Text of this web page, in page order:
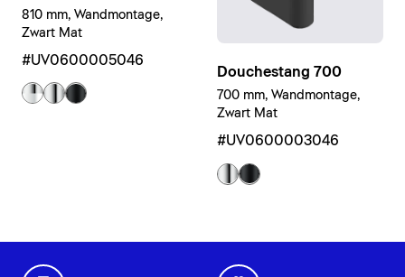
810 mm, Wandmontage,
Zwart Mat
#UV0600005046
Douchestang 700
700 mm, Wandmontage,
Zwart Mat
#UV0600003046